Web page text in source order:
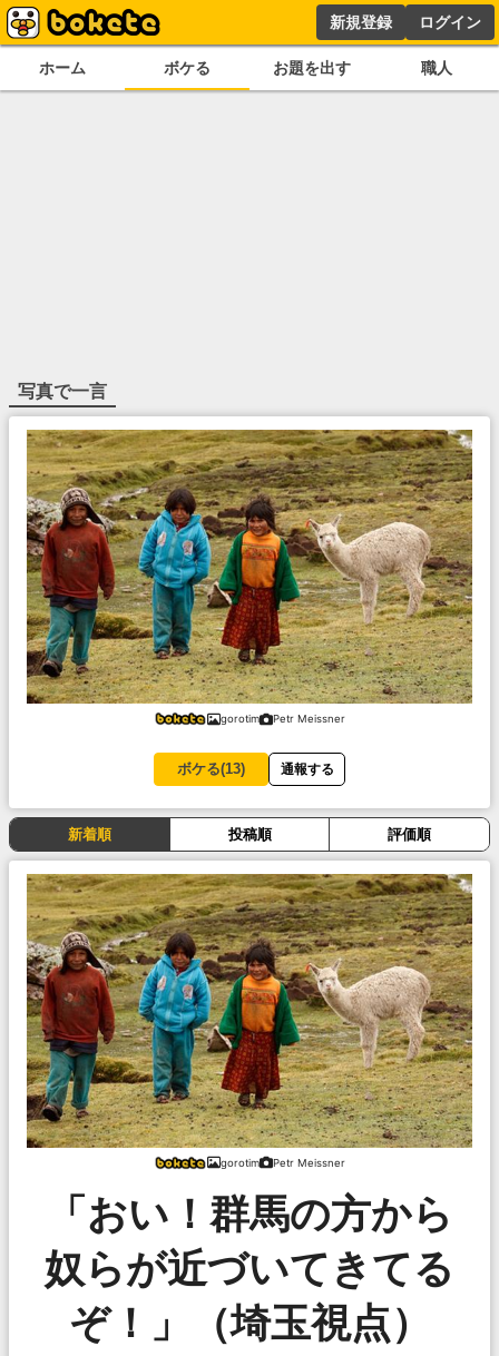
新規登録 ログイン
ホーム ボケる お題を出す 職人
写真で一言
gorotim Petr Meissner
ボケる(13) 通報する
新着順 投稿順 評価順
gorotim Petr Meissner
「おい！群馬の方から
奴らが近づいてきてる
ぞ！」（埼玉視点）